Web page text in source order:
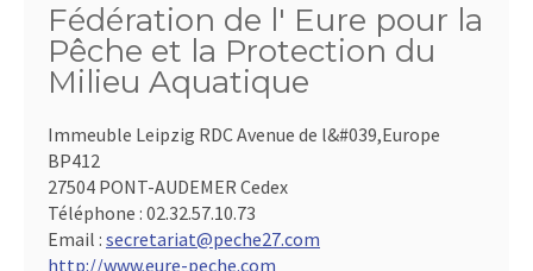
Fédération de l' Eure pour la
Pêche et la Protection du
Milieu Aquatique
Immeuble Leipzig RDC Avenue de l&#039,Europe
BP412
27504 PONT-AUDEMER Cedex
Téléphone : 02.32.57.10.73
Email : secretariat@peche27.com
http://www.eure-peche.com